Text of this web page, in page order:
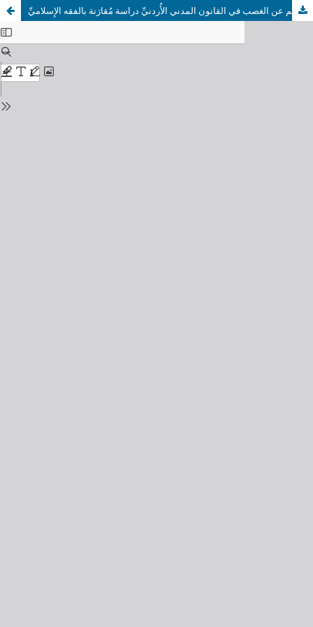
ضمان الضرر الناجم عن الغصب في القانون المدني الأُردنيِّ دراسة مُقارَنة بالفقه الإِسلاميِّ